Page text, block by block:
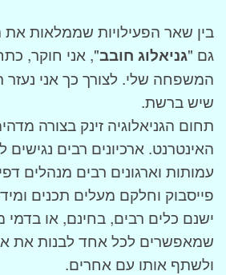
בין שאר הפעילויות שממלאות את
גם "גניאלוג חובב", אני חוקר,
המשפחה שלי. לצורך כך אני נעזר
שיש ברשת.
תחום הגניאלוגיה זינק בצורה
האינטרנט. ארכיונים רבים נגישים
עמותות וארגונים רבים מנהלים
פייסבוק וחלקם מעלים תכנים
ישנם כלים רבים, בחינם, או בדמי
שמאפשרים לכל אחד לבנות את
ולשתף אותו עם אחרים.